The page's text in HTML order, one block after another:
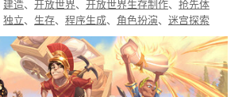
建造、 开放世界、 开放世界生存制作、 抢先体
独立、 生存、 程序生成、 角色扮演、 迷宫探索